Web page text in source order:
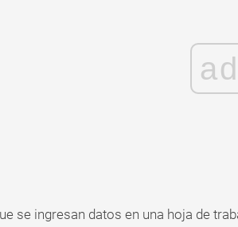
ad
se ingresan datos en una hoja de